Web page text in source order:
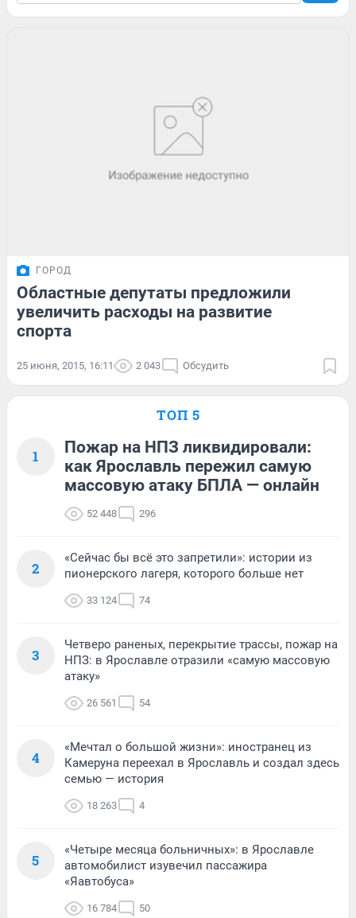
ГОРОД
Областные депутаты предложили
увеличить расходы на развитие
спорта
25 июня, 2015, 16:11 2 043 Обсудить
ТОП 5
1
Пожар на НПЗ ликвидировали:
как Ярославль пережил самую
массовую атаку БПЛА — онлайн
52 448 296
2
«Сейчас бы всё это запретили»: истории из
пионерского лагеря, которого больше нет
33 124 74
3
Четверо раненых, перекрытие трассы, пожар на
НПЗ: в Ярославле отразили «самую массовую
атаку»
26 561 54
4
«Мечтал о большой жизни»: иностранец из
Камеруна переехал в Ярославль и создал здесь
семью — история
18 263 4
5
«Четыре месяца больничных»: в Ярославле
автомобилист изувечил пассажира
«Яавтобуса»
16 784 50